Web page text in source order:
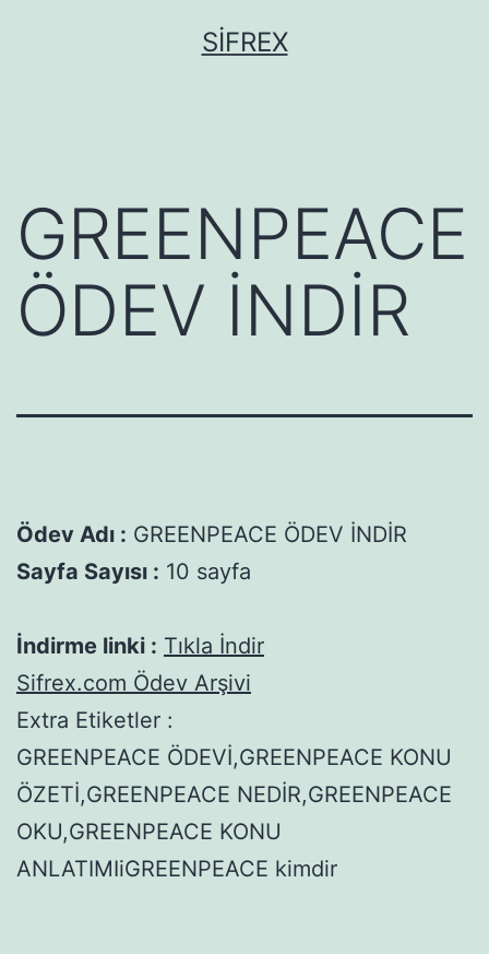
SIFREX
GREENPEACE
ÖDEV İNDİR
Ödev Adı : GREENPEACE ÖDEV İNDİR
Sayfa Sayısı : 10 sayfa
İndirme linki : Tıkla İndir
Sifrex.com Ödev Arşivi
Extra Etiketler :
GREENPEACE ÖDEVİ,GREENPEACE KONU
ÖZETİ,GREENPEACE NEDİR,GREENPEACE
OKU,GREENPEACE KONU
ANLATIMIiGREENPEACE kimdir